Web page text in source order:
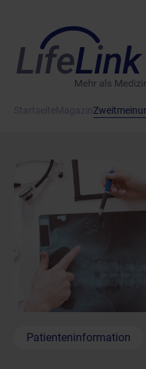
Patienteninformation